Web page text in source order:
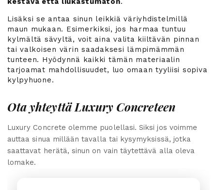
Lisäksi se antaa sinun leikkiä väriyhdistelmillä
maun mukaan. Esimerkiksi, jos harmaa tuntuu
kylmältä sävyltä, voit aina valita kiiltävän pinnan
tai valkoisen värin saadaksesi lämpimämmän
tunteen. Hyödynnä kaikki tämän materiaalin
tarjoamat mahdollisuudet, luo omaan tyyliisi sopiva
kylpyhuone.
Ota yhteyttä Luxury Concreteen
Luxury Concrete olemme puolellasi. Siksi jos voimme
auttaa sinua millään tavalla tai kysymyksissä, jotka
saattavat herätä, sinun on vain täytettävä alla oleva
lomake.